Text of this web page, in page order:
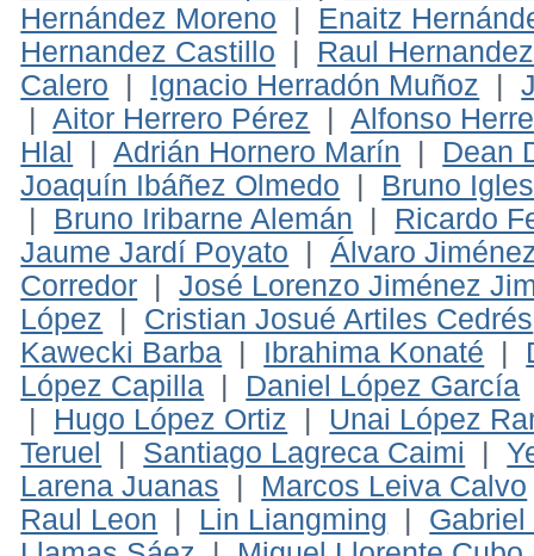
Hernández Moreno
Enaitz
Hernandez Castillo
Raul
Calero
Ignacio Herradón Muñoz |
|Aitor Herrero Pérez |Alfonso
Hlal
|Adrián Hornero Marín
Dean
Joaquín Ibáñez Olmedo
Bruno
Bruno Iribarne Alemán
Ricardo
Jaume Jardí Poyato |Álvaro
Corredor |José Lorenzo Jiménez
López
Cristian Josué Artiles Cedrés
Kawecki Barba
Ibrahima Konaté
López Capilla
Daniel López García
Hugo López Ortiz
Unai López
Teruel
Santiago Lagreca Caimi |
Larena Juanas
Marcos Leiva Calvo
Raul Leon
Lin Liangming